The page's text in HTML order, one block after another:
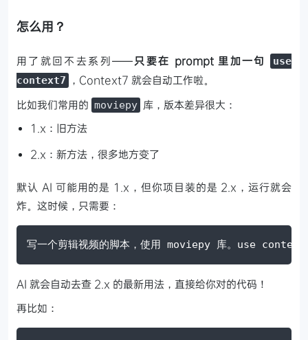
怎么用？
用了就回不去系列——只要在 prompt 里加一句
use
context7
，Context7 就会自动工作啦。
比如我们常用的 moviepy 库，版本差异很大：
1.x：旧方法
2.x：新方法，很多地方变了
默认 AI 可能用的是 1.x，但你项目装的是 2.x，运行就会
炸。这时候，只需要：
写一个剪辑视频的脚本，使用 moviepy 库。use
AI 就会自动去查 2.x 的最新用法，直接给你对的代码！
再比如：